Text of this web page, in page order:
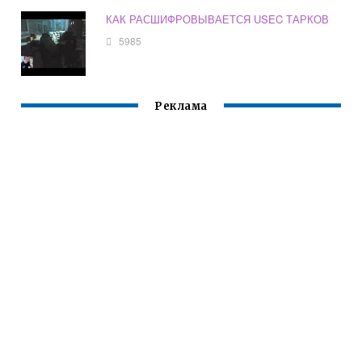
КАК РАСШИФРОВЫВАЕТСЯ USEC ТАРКОВ
5985
Реклама